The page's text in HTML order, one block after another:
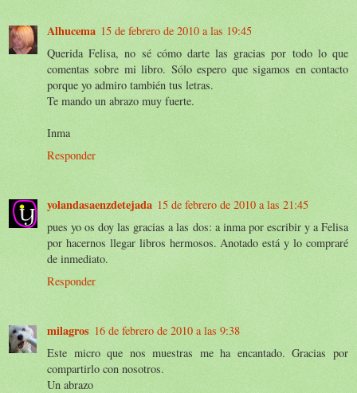
Alhucema 15 de febrero de 2010 a las 19:45
Querida Felisa, no sé cómo darte las gracias por todo lo que
comentas sobre mi libro. Sólo espero que sigamos en contacto
porque yo admiro también tus letras.
Te mando un abrazo muy fuerte.
Inma
Responder
yolandasaenzdetejada 15 de febrero de 2010 a las 21:45
pues yo os doy las gracias a las dos: a inma por escribir y a Felisa
por hacernos llegar libros hermosos. Anotado está y lo compraré
de inmediato.
Responder
milagros 16 de febrero de 2010 a las 9:38
Este micro que nos muestras me ha encantado. Gracias por
compartirlo con nosotros.
Un abrazo